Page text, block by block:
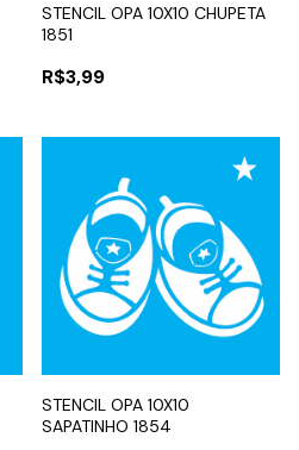
STENCIL OPA 10X10 CHUPETA
1851
R$3,99
STENCIL OPA 10X10
SAPATINHO 1854